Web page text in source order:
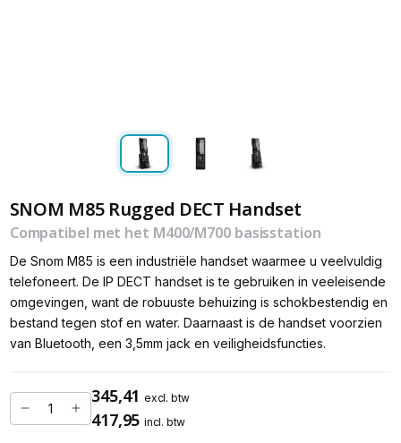
SNOM M85 Rugged DECT Handset
Compatibel met het M400/M700 basisstation
De Snom M85 is een industriële handset waarmee u veelvuldig
telefoneert. De IP DECT handset is te gebruiken in veeleisende
omgevingen, want de robuuste behuizing is schokbestendig en
bestand tegen stof en water. Daarnaast is de handset voorzien
van Bluetooth, een 3,5mm jack en veiligheidsfuncties.
345,41 excl. btw
417,95 incl. btw